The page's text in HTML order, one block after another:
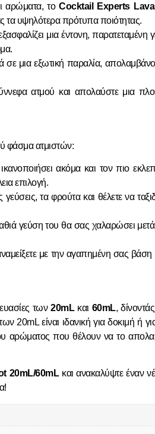
αρώματα, τοCocktail Experts
τα υψηλότερα πρότυπα ποιότητας.
μια έντονη, παρατεταμένη
σε μια εξωτική παραλία,
ατμού και απολαύστε μια
φάσμα ατμιστών:
ακόμα και τον πιο
επιλογή.
τα φρούτα και θέλετε να
γεύση του θα σας χαλαρώσει
με την αγαπημένη σας
των20mLκαι 60mL,
20mL είναι ιδανική για δοκιμή ή
αρώματος που θέλουν να το
20mL/60mLκαι ανακαλύψτε έναν